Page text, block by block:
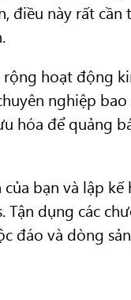
điều này rất cần
rộng hoạt động
nghiệp
hóa để quảng
bạn và lập kế
Tận dụng các
đáo và dòng